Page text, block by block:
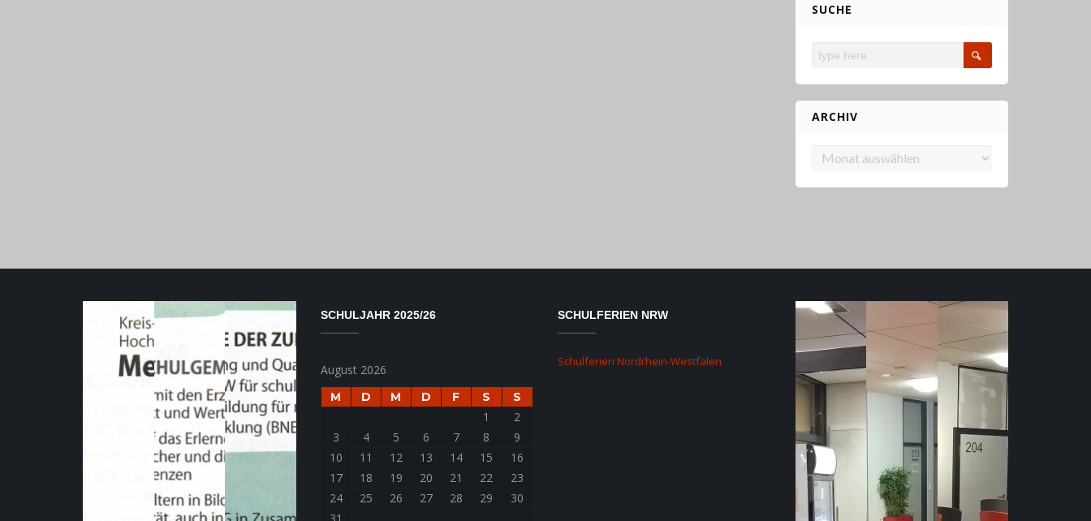
SUCHE
ARCHIV
Archiv
SCHULJAHR 2025/26
August 2026
M D M D F S S
1
2
3
4 5 6 7 8
9
10
11 12 13 14 15
16
17
18 19 20 21 22
23
24
25 26 27 28 29
30
SCHULFERIEN NRW
Schulferien Nordrhein-Westfalen